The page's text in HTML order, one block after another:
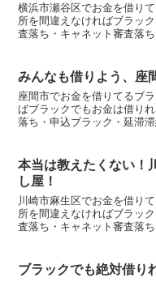
横浜市瀬谷区でお金を借り
所を間違えなければブラッ
査落ち・キャネット審査落
で悩んでいるブラックは当
みんなも借りよう、座
座間市でお金を借りてるブ
ばブラックでもお金は借り
落ち・申込ブラック・延滞
本当は教えたくない！
し屋！
川崎市麻生区でお金を借り
所を間違えなければブラッ
査落ち・キャネット審査落
で悩んでいるブラックは当
ブラックでも絶対借り